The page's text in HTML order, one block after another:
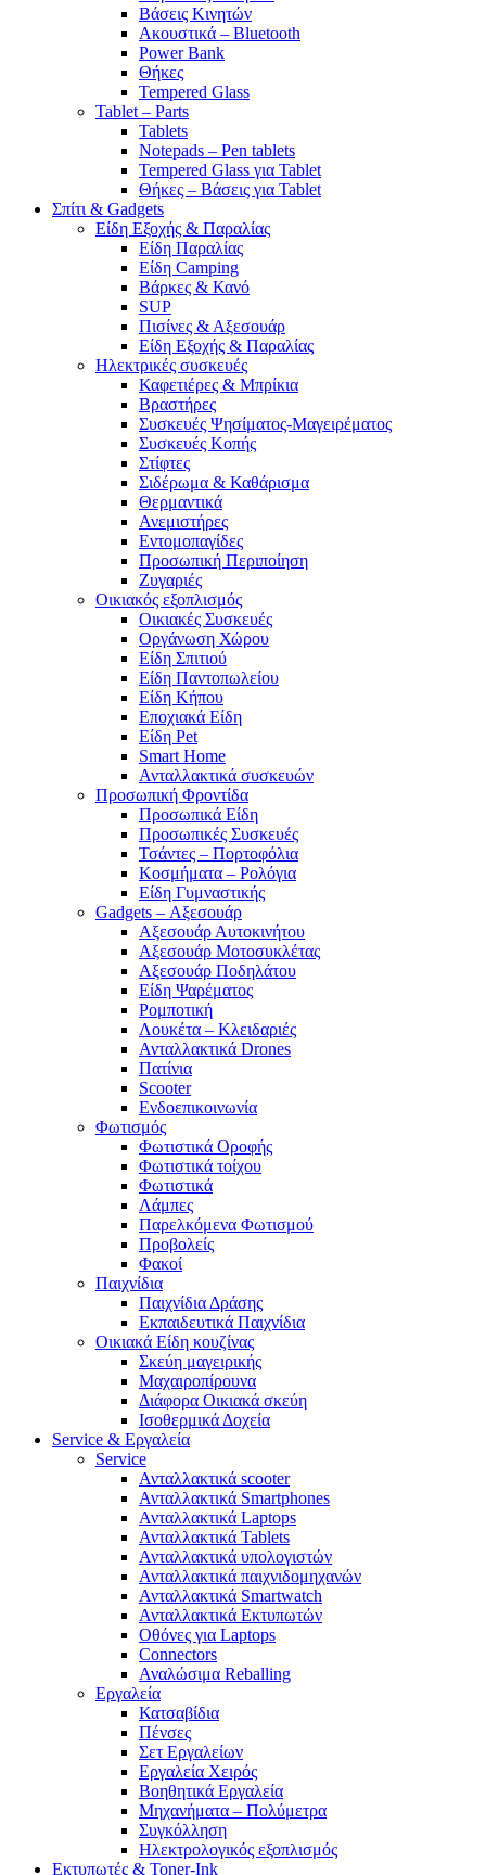
Βάσεις Κινητών
Ακουστικά – Bluetooth
Power Bank
Θήκες
Tempered Glass
Tablet – Parts
Tablets
Notepads – Pen tablets
Tempered Glass για Tablet
Θήκες – Βάσεις για Tablet
Σπίτι & Gadgets
Είδη Εξοχής & Παραλίας
Είδη Παραλίας
Είδη Camping
Βάρκες & Κανό
SUP
Πισίνες & Αξεσουάρ
Είδη Εξοχής & Παραλίας
Ηλεκτρικές συσκευές
Καφετιέρες & Μπρίκια
Βραστήρες
Συσκευές Ψησίματος-Μαγειρέματος
Συσκευές Κοπής
Στίφτες
Σιδέρωμα & Καθάρισμα
Θερμαντικά
Ανεμιστήρες
Εντομοπαγίδες
Προσωπική Περιποίηση
Ζυγαριές
Οικιακός εξοπλισμός
Οικιακές Συσκευές
Οργάνωση Χώρου
Είδη Σπιτιού
Είδη Παντοπωλείου
Είδη Κήπου
Εποχιακά Είδη
Είδη Pet
Smart Home
Ανταλλακτικά συσκευών
Προσωπική Φροντίδα
Προσωπικά Είδη
Προσωπικές Συσκευές
Τσάντες – Πορτοφόλια
Κοσμήματα – Ρολόγια
Είδη Γυμναστικής
Gadgets – Αξεσουάρ
Αξεσουάρ Αυτοκινήτου
Αξεσουάρ Μοτοσυκλέτας
Αξεσουάρ Ποδηλάτου
Είδη Ψαρέματος
Ρομποτική
Λουκέτα – Κλειδαριές
Ανταλλακτικά Drones
Πατίνια
Scooter
Ενδοεπικοινωνία
Φωτισμός
Φωτιστικά Οροφής
Φωτιστικά τοίχου
Φωτιστικά
Λάμπες
Παρελκόμενα Φωτισμού
Προβολείς
Φακοί
Παιχνίδια
Παιχνίδια Δράσης
Εκπαιδευτικά Παιχνίδια
Οικιακά Είδη κουζίνας
Σκεύη μαγειρικής
Μαχαιροπίρουνα
Διάφορα Οικιακά σκεύη
Ισοθερμικά Δοχεία
Service & Εργαλεία
Service
Ανταλλακτικά scooter
Ανταλλακτικά Smartphones
Ανταλλακτικά Laptops
Ανταλλακτικά Tablets
Ανταλλακτικά υπολογιστών
Ανταλλακτικά παιχνιδομηχανών
Ανταλλακτικά Smartwatch
Ανταλλακτικά Εκτυπωτών
Οθόνες για Laptops
Connectors
Αναλώσιμα Reballing
Εργαλεία
Κατσαβίδια
Πένσες
Σετ Εργαλείων
Εργαλεία Χειρός
Βοηθητικά Εργαλεία
Μηχανήματα – Πολύμετρα
Συγκόλληση
Ηλεκτρολογικός εξοπλισμός
Εκτυπωτές & Toner-Ink